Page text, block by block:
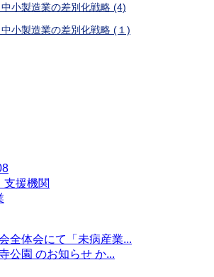
小製造業の差別化戦略 (4)
小製造業の差別化戦略 (１)
支援機関
全体会にて「未病産業...
公園 のお知らせ か...